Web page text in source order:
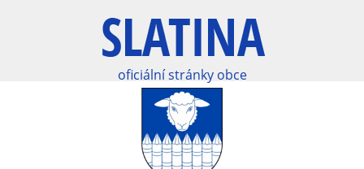
oficiální stránky obce